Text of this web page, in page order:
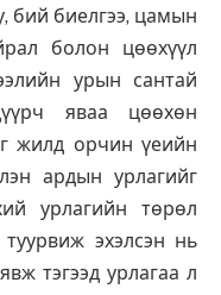
бий биелгээ, цамын
болон цөөхүүл
урын сантай
яваа цөөхөн
жилд орчин үеийн
ардын урлагийг
урлагийн төрөл
эхэлсэн нь
тэгээд урлагаа л